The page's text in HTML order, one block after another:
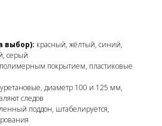
выбор): красный, жёлтый, синий,
серый
полимерным покрытием, пластиковые
диаметр 100 и 125 мм,
следов
поддон, штабелируется,